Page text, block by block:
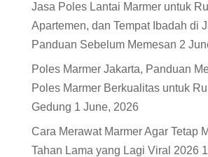
Jasa Poles Lantai Marmer untuk
Apartemen, dan Tempat Ibadah di
Panduan Sebelum Memesan 2
Poles Marmer Jakarta, Panduan
Poles Marmer Berkualitas untuk
Gedung 1 June, 2026
Cara Merawat Marmer Agar Tetap
Tahan Lama yang Lagi Viral 2026